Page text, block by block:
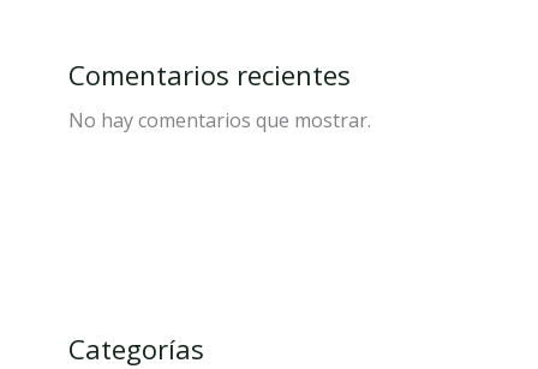
Comentarios recientes
No hay comentarios que mostrar.
Categorías